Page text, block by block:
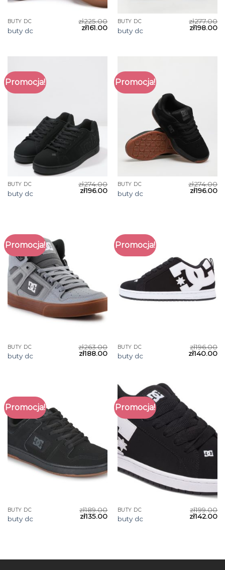
BUTY DC
buty dc
zł225.00
zł161.00
BUTY DC
buty dc
zł277.00
zł198.00
Promocja!
BUTY DC
buty dc
zł274.00
zł196.00
Promocja!
BUTY DC
buty dc
zł274.00
zł196.00
Promocja!
BUTY DC
buty dc
zł263.00
zł188.00
Promocja!
BUTY DC
buty dc
zł196.00
zł140.00
Promocja!
BUTY DC
buty dc
zł189.00
zł135.00
Promocja!
BUTY DC
buty dc
zł199.00
zł142.00